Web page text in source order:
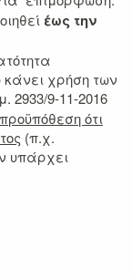
έως την
χρήση των
2933/9-11-2016
ότι
(π.χ.
υπάρχει